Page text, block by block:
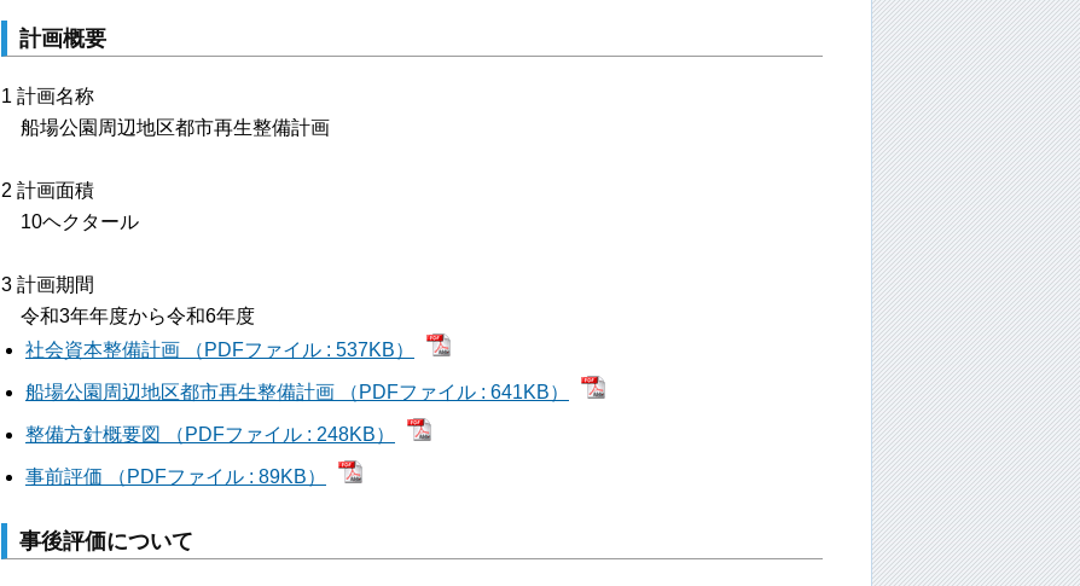
計画概要
1 計画名称
船場公園周辺地区都市再生整備計画
2 計画面積
10ヘクタール
3 計画期間
令和3年年度から令和6年度
社会資本整備計画 （PDFファイル : 537KB）
船場公園周辺地区都市再生整備計画 （PDFファイル : 641KB）
整備方針概要図 （PDFファイル : 248KB）
事前評価 （PDFファイル : 89KB）
事後評価について